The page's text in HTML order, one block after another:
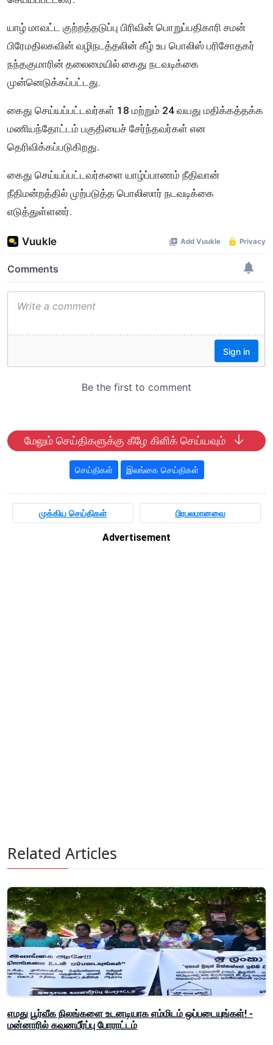
யாழ் மாவட்ட குற்றத்தடுப்பு பிரிவின் பொறுப்பதிகாரி சமன்
பிரேமதிலகவின் வழிநடத்தலின் கீழ் உப பொலிஸ் பரிசோதகர்
நந்தகுமாரின் தலைமையில் கைது நடவடிக்கை
முன்னெடுக்கப்பட்டது.
கைது செய்யப்பட்டவர்கள் 18 மற்றும் 24 வயது மதிக்கத்தக்க
மணியந்தோட்டம் பகுதியைச் சேர்ந்தவர்கள் என
தெரிவிக்கப்படுகிறது.
கைது செய்யப்பட்டவர்களை யாழ்ப்பாணம் நீதிவான்
நீதிமன்றத்தில் முற்படுத்த பொலிஸார் நடவடிக்கை
எடுத்துள்ளனர்.
மேலும் செய்திகளுக்கு கீழே கிளிக் செய்யவும்
செய்திகள் இலங்கை செய்திகள்
முக்கிய செய்திகள் பிரபலமானவை
Advertisement
Related Articles
எமது பூர்வீக நிலங்களை உடனடியாக எம்மிடம் ஒப்படையுங்கள்! -
மன்னாரில் கவனயீர்ப்பு போராட்டம்